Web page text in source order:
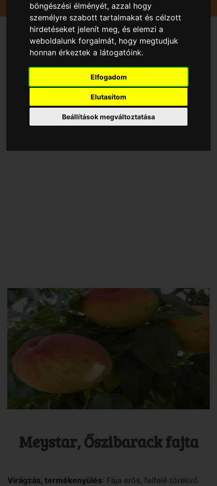
böngészési élményét, azzal hogy
személyre szabott tartalmakat és célzott
hirdetéseket jelenít meg, és elemzi a
weboldalunk forgalmát, hogy megtudjuk
honnan érkeztek a látogatóink.
Elfogadom
Elutasítom
Beállítások megváltoztatása
Gyümölcsök Őszibarack Meystar
Meystar, Őszibarack fajta
Virágzás, termékenyülés: Fája erős, felfelé törekvő